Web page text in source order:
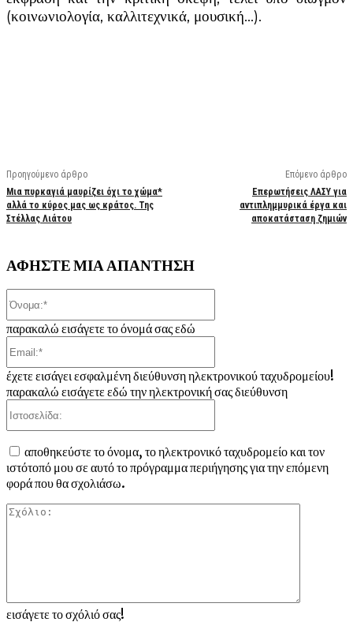
(κοινωνιολογία, καλλιτεχνικά, μουσική…).
Προηγούμενο άρθρο
Μια πυρκαγιά μαυρίζει όχι το χώμα*
αλλά το κύρος μας ως κράτος. Της
Στέλλας Λιάτου
Επόμενο άρθρο
Επερωτήσεις ΛΑΣΥ για
αντιπλημμυρικά έργα και
αποκατάσταση ζημιών
ΑΦΗΣΤΕ ΜΙΑ ΑΠΑΝΤΗΣΗ
εισάγετε το σχόλιό σας!
παρακαλώ εισάγετε το όνομά σας εδώ
έχετε εισάγει εσφαλμένη διεύθυνση ηλεκτρονικού ταχυδρομείου!
παρακαλώ εισάγετε εδώ την ηλεκτρονική σας διεύθυνση
αποθηκεύστε το όνομα, το ηλεκτρονικό ταχυδρομείο και τον
ιστότοπό μου σε αυτό το πρόγραμμα περιήγησης για την επόμενη
φορά που θα σχολιάσω.